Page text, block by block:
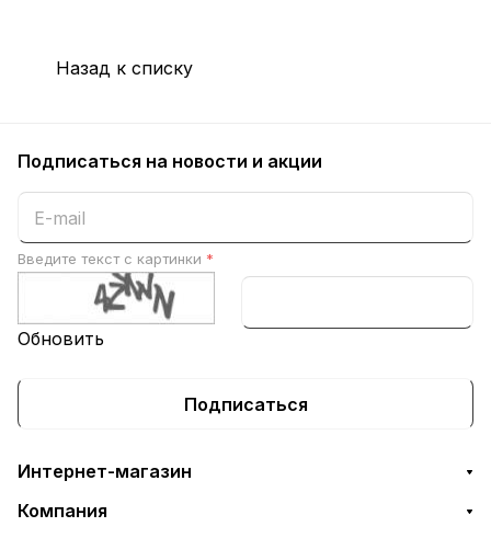
Назад к списку
Подписаться на новости и акции
Введите текст с картинки *
Обновить
Подписаться
Интернет-магазин
Компания